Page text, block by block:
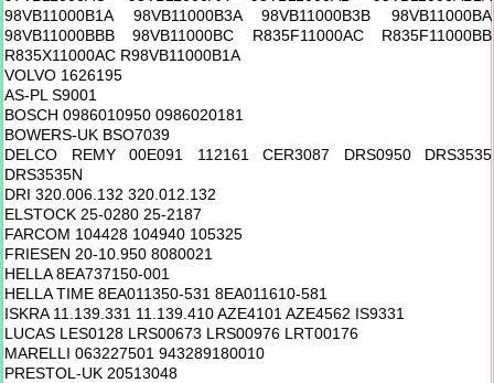
98VB11000B1A 98VB11000B3A 98VB11000B3B 98VB11000BA
98VB11000BBB 98VB11000BC R835F11000AC R835F11000BB
R835X11000AC R98VB11000B1A
VOLVO 1626195
AS-PL S9001
BOSCH 0986010950 0986020181
BOWERS-UK BSO7039
DELCO REMY 00E091 112161 CER3087 DRS0950 DRS3535
DRS3535N
DRI 320.006.132 320.012.132
ELSTOCK 25-0280 25-2187
FARCOM 104428 104940 105325
FRIESEN 20-10.950 8080021
HELLA 8EA737150-001
HELLA TIME 8EA011350-531 8EA011610-581
ISKRA 11.139.331 11.139.410 AZE4101 AZE4562 IS9331
LUCAS LES0128 LRS00673 LRS00976 LRT00176
MARELLI 063227501 943289180010
PRESTOL-UK 20513048